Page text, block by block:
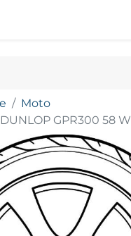
Moto
DUNLOP GPR300 58 W